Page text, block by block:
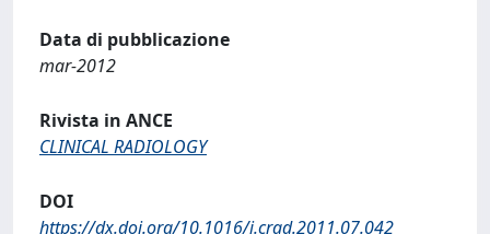
Data di pubblicazione
mar-2012
Rivista in ANCE
CLINICAL RADIOLOGY
DOI
https://dx.doi.org/10.1016/j.crad.2011.07.042